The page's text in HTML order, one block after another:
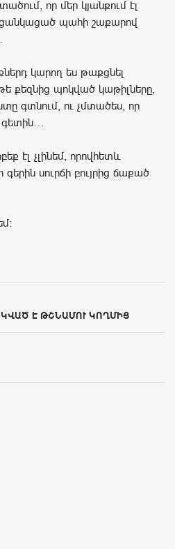
որ մեր կյանքում էլ
ցանկացած պահի շաքարով
կարող ես թաքցնել
քեզնից պոկված կաթիլները,
գտնում, ու չմտածես, որ
գետին…
էլ չլինեմ, որովհետև
սուրճի բույրից ճաքած
Է ԹՇՆԱՄՈՒ ԿՈՂՄԻՑ